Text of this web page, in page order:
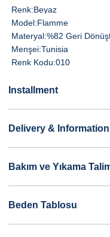
Renk:Beyaz
Model:Flamme
Materyal:%82 Geri
Menşei:Tunisia
Renk Kodu:010
Installment
Delivery & Information
Bakım ve Yıkama
Beden Tablosu